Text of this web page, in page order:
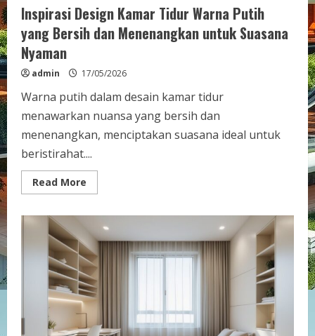
Inspirasi Design Kamar Tidur Warna Putih
yang Bersih dan Menenangkan untuk Suasana
Nyaman
admin 17/05/2026
Warna putih dalam desain kamar tidur
menawarkan nuansa yang bersih dan
menenangkan, menciptakan suasana ideal untuk
beristirahat....
Read More
more
Kamar
Tidur
Warna
Putih
yang
Bersih
dan
Menenangkan
untuk
Suasana
Nyaman